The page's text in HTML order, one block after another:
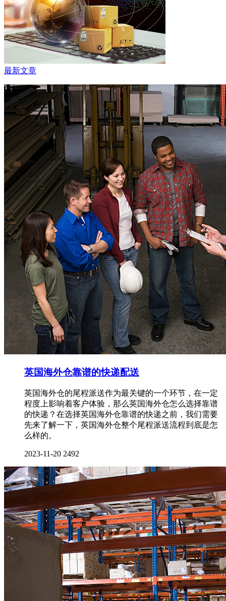
最新文章
英国海外仓靠谱的快递配送
英国海外仓的尾程派送作为最关键的一个环节，在一定
程度上影响着客户体验，那么英国海外仓怎么选择靠谱
的快递？在选择英国海外仓靠谱的快递之前，我们需要
先来了解一下，英国海外仓整个尾程派送流程到底是怎
么样的。
2023-11-20 2492